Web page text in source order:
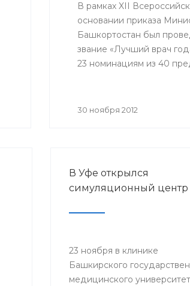
В рамках XII
основании приказа
Башкортостан был
звание «Лучший врач
23 номинациям из 40
30 ноября 2012
В Уфе открылся
симуляционный центр
23 ноября в клинике
Башкирского
медицинского